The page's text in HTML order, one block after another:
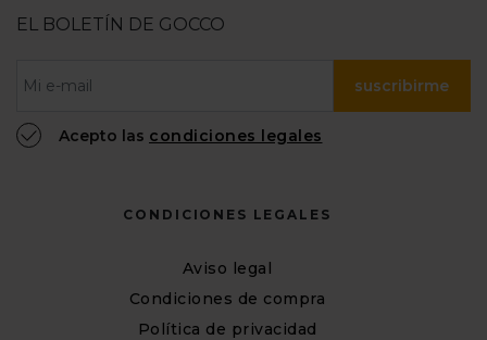
EL BOLETÍN DE GOCCO
suscribirme
Acepto las condiciones legales
CONDICIONES LEGALES
Aviso legal
Condiciones de compra
Política de privacidad